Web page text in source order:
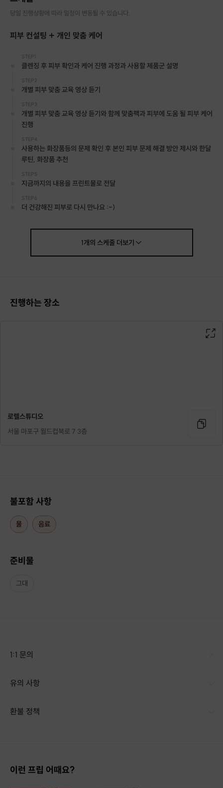
당일 진행상황에 따라 일정이 변동될 수 있습니다.
피부 컨설팅 + 개인 맞춤 케어
STEP1
클렌징 후 피부 확인과 케어 진행 과정과 사용할 제품군 설명
STEP2
개별 피부 맞춤 교육 영상 듣기
STEP3
개별 피부 맞춤 교육 영상 듣기와 함께 맞춤팩과 피부에 도움 될 피부 케어
진행
STEP4
사용하는 화장품등의 문제 확인 후 본인 피부 문제 해결 방안 제시와 한달
루틴, 화장품 추천
STEP5
지금까지의 내용을 프린트물로 전달
STEP6
더 건강해진 피부로 다시 만나요 :-)
1개의 스케줄더보기
진행하는 장소
로렐스튜디오
서울 마포구 월드컵북로 7 3층
불포함 사항
물 음료
준비물
그대
1:1 문의
유의 사항
환불 정책
이런 프립 어때요?